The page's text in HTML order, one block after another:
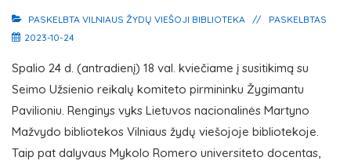
PASKELBTA VILNIAUS ŽYDŲ VIEŠOJI BIBLIOTEKA
PASKELBTAS
2023-10-24
Spalio 24 d. (antradienį) 18 val. kviečiame į susitikimą su
Seimo Užsienio reikalų komiteto pirmininku Žygimantu
Pavilioniu. Renginys vyks Lietuvos nacionalinės Martyno
Mažvydo bibliotekos Vilniaus žydų viešojoje bibliotekoje.
Taip pat dalyvaus Mykolo Romero universiteto docentas,